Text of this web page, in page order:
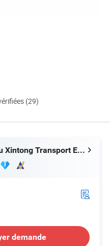
(29)
Yangzhou Xintong Transport Equipment Group Co., Ltd.
demande